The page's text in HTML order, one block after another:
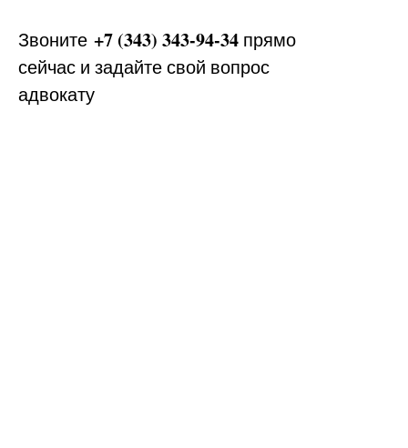
Звоните +7 (343) 343-94-34 прямо
сейчас и задайте свой вопрос
адвокату